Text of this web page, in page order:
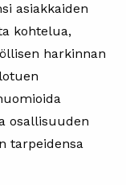
asiakkaiden
kohtelua,
harkinnan
osallisuuden
tarpeidensa